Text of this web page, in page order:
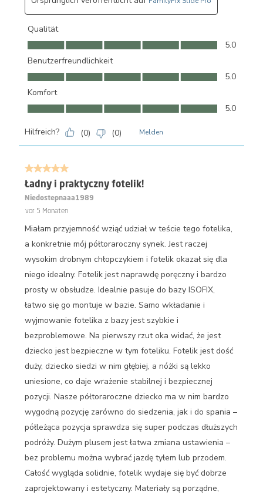
Qualität
Qualität, 5.0 von 5
5.0
Benutzerfreundlichkeit
Benutzerfreundlichkeit, 5.0 von 5
5.0
Komfort
Komfort, 5.0 von 5
5.0
Hilfreich? (0) (0) Melden
5 von 5 Sternen.
Ładny i praktyczny fotelik!
Niedostepnaaa1989
vor 5 Monaten
Miałam przyjemność wziąć udział w teście tego fotelika,
a konkretnie mój półtoraroczny synek. Jest raczej
wysokim drobnym chłopczykiem i fotelik okazał się dla
niego idealny. Fotelik jest naprawdę poręczny i bardzo
prosty w obsłudze. Idealnie pasuje do bazy ISOFIX,
łatwo się go montuje w bazie. Samo wkładanie i
wyjmowanie fotelika z bazy jest szybkie i
bezproblemowe. Na pierwszy rzut oka widać, że jest
dziecko jest bezpieczne w tym foteliku. Fotelik jest dość
duży, dziecko siedzi w nim głębiej, a nóżki są lekko
uniesione, co daje wrażenie stabilnej i bezpiecznej
pozycji. Nasze półtoraroczne dziecko ma w nim bardzo
wygodną pozycję zarówno do siedzenia, jak i do spania –
półleżąca pozycja sprawdza się super podczas dłuższych
podróży. Dużym plusem jest łatwa zmiana ustawienia –
bez problemu można wybrać jazdę tyłem lub przodem.
Całość wygląda solidnie, fotelik wydaje się być dobrze
zaprojektowany i estetyczny. Materiały są porządne,